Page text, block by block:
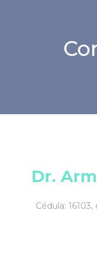
Dr.
Cédula: